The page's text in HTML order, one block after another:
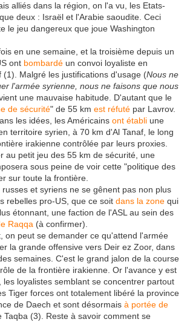
alliés dans la région, on l'a vu, les Etats-
deux : Israël et l'Arabie saoudite. Ceci
le jeu dangereux que joue Washington
en une semaine, et la troisième depuis un
ont bombardé un convoi loyaliste en
(1). Malgré les justifications d'usage (Nous ne
l'armée syrienne, nous ne faisons que nous
une mauvaise habitude. D'autant que le
de sécurité" de 55 km est réfuté par Lavrov.
les idées, les Américains ont établi une
territoire syrien, à 70 km d'Al Tanaf, le long
irakienne contrôlée par leurs proxies.
au petit jeu des 55 km de sécurité, une
sous peine de voir cette "politique des
sur toute la frontière.
et syriens ne se gênent pas non plus
rebelles pro-US, que ce soit dans la zone qui
étonnant, une faction de l'ASL au sein des
Raqqa (à confirmer).
on peut se demander ce qu'attend l'armée
la grande offensive vers Deir ez Zoor, dans
semaines. C'est le grand jalon de la course
de la frontière irakienne. Or l'avance y est
, les loyalistes semblant se concentrer partout
Tiger forces ont totalement libéré la province
de Daech et sont désormais à portée de
Taqba (3). Reste à savoir comment se